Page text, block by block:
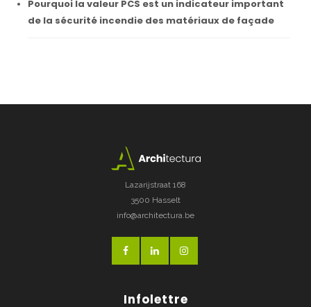
Pourquoi la valeur PCS est un indicateur important
de la sécurité incendie des matériaux de façade
Lazarijstraat 168
3500 Hasselt
info@architectura.be
Infolettre